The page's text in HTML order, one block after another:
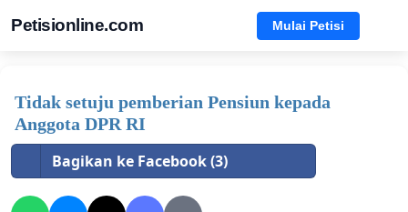
Petisionline.com Mulai Petisi
Tidak setuju pemberian Pensiun kepada
Anggota DPR RI
Bagikan ke Facebook (3)